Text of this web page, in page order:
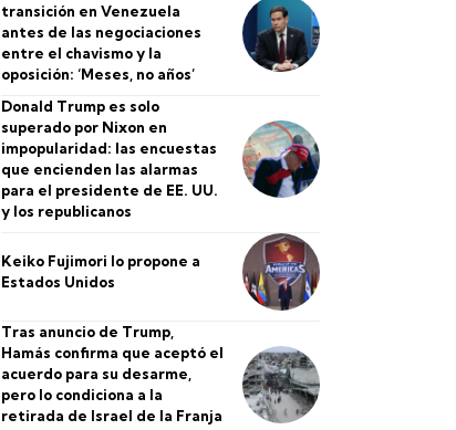
transición en Venezuela
antes de las negociaciones
entre el chavismo y la
oposición: ‘Meses, no años’
Donald Trump es solo
superado por Nixon en
impopularidad: las encuestas
que encienden las alarmas
para el presidente de EE. UU.
y los republicanos
Keiko Fujimori lo propone a
Estados Unidos
Tras anuncio de Trump,
Hamás confirma que aceptó el
acuerdo para su desarme,
pero lo condiciona a la
retirada de Israel de la Franja